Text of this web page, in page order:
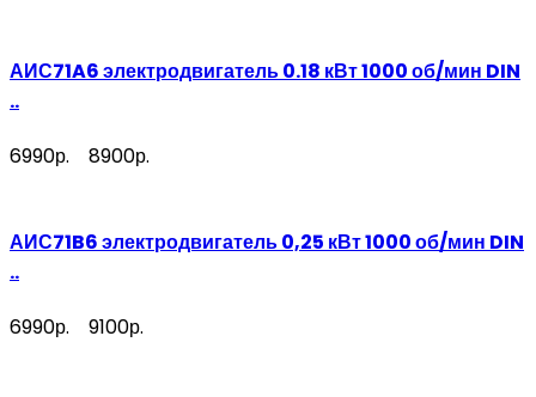
АИС71A6 электродвигатель 0.18 кВт 1000 об/мин DIN
..
6990р. 8900р.
АИС71B6 электродвигатель 0,25 кВт 1000 об/мин DIN
..
6990р. 9100р.